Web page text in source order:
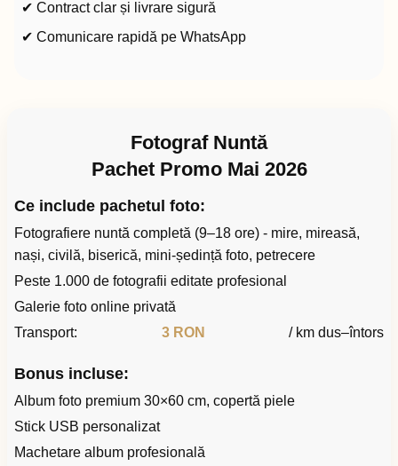
✔ Contract clar și livrare sigură
✔ Comunicare rapidă pe WhatsApp
Fotograf Nuntă
Pachet Promo Mai 2026
Ce include pachetul foto:
Fotografiere nuntă completă (9–18 ore) - mire, mireasă,
nași, civilă, biserică, mini-ședință foto, petrecere
Peste 1.000 de fotografii editate profesional
Galerie foto online privată
Transport:
3 RON / km dus–întors
Bonus incluse:
Album foto premium 30×60 cm, copertă piele
Stick USB personalizat
Machetare album profesională